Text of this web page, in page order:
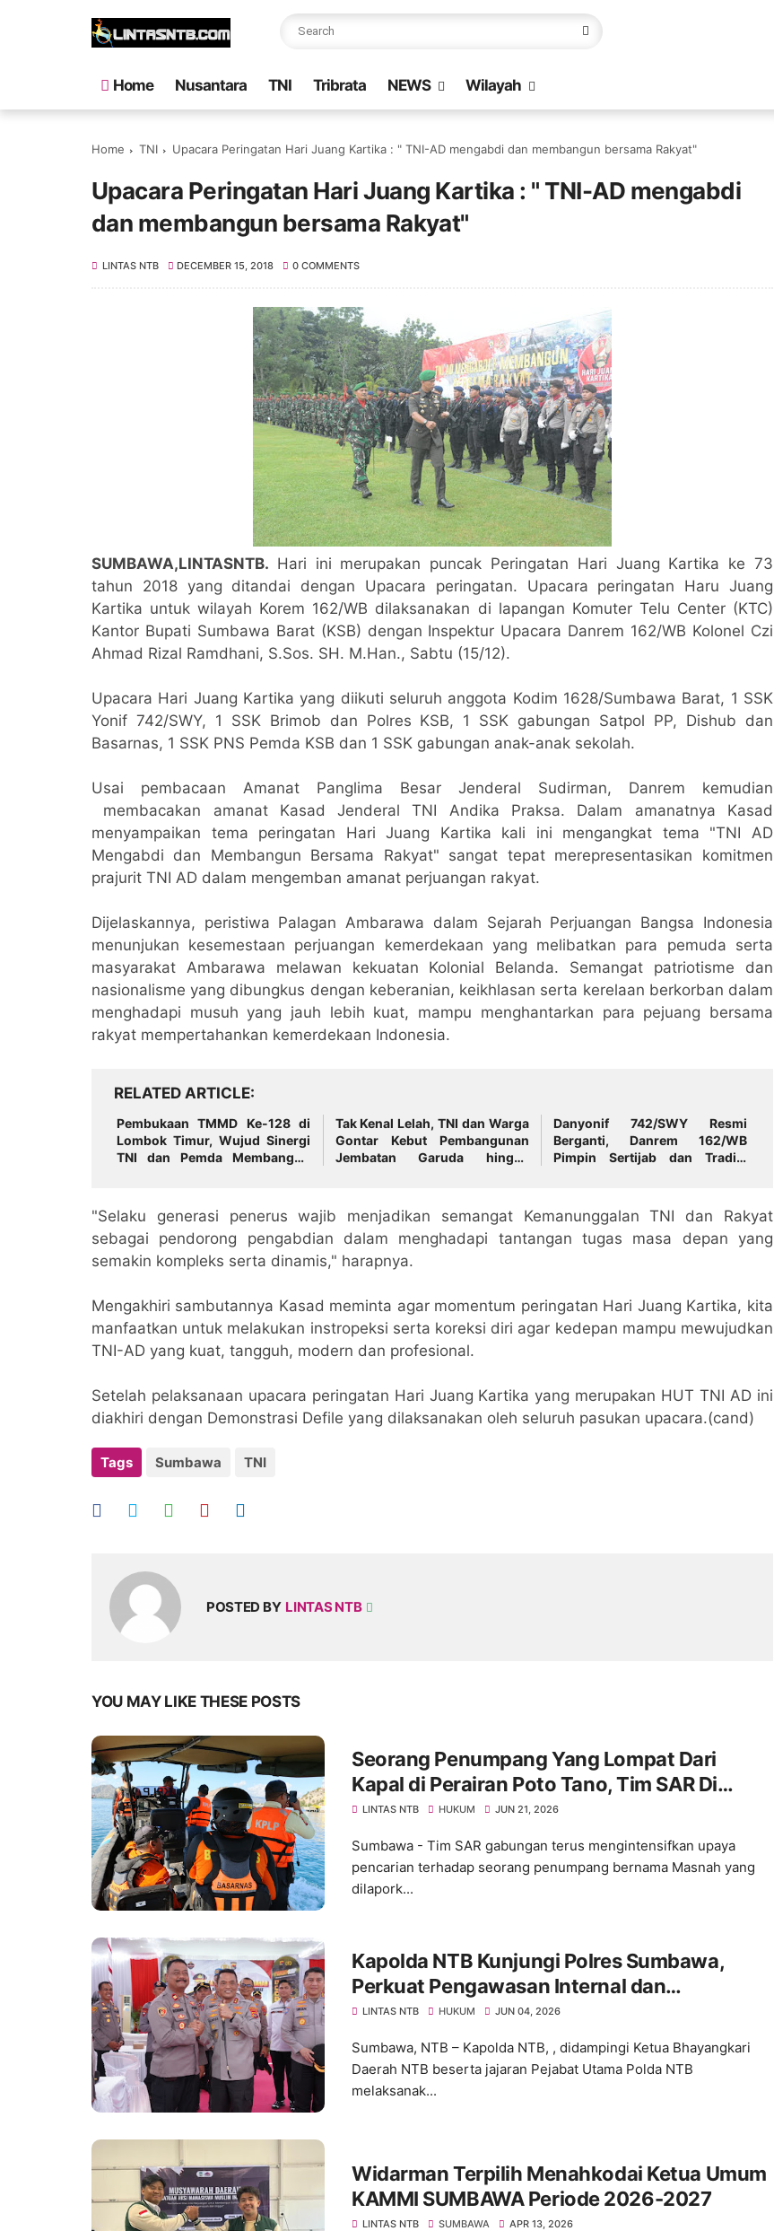
Home Nusantara TNI Tribrata NEWS Wilayah
Home TNI Upacara Peringatan Hari Juang Kartika : " TNI-AD mengabdi dan membangun bersama Rakyat"
Upacara Peringatan Hari Juang Kartika : " TNI-AD mengabdi
dan membangun bersama Rakyat"
LINTAS NTB DECEMBER 15, 2018 0 COMMENTS
SUMBAWA,LINTASNTB. Hari ini merupakan puncak Peringatan Hari Juang Kartika ke 73
tahun 2018 yang ditandai dengan Upacara peringatan. Upacara peringatan Haru Juang
Kartika untuk wilayah Korem 162/WB dilaksanakan di lapangan Komuter Telu Center (KTC)
Kantor Bupati Sumbawa Barat (KSB) dengan Inspektur Upacara Danrem 162/WB Kolonel Czi
Ahmad Rizal Ramdhani, S.Sos. SH. M.Han., Sabtu (15/12).
Upacara Hari Juang Kartika yang diikuti seluruh anggota Kodim 1628/Sumbawa Barat, 1 SSK
Yonif 742/SWY, 1 SSK Brimob dan Polres KSB, 1 SSK gabungan Satpol PP, Dishub dan
Basarnas, 1 SSK PNS Pemda KSB dan 1 SSK gabungan anak-anak sekolah.
Usai pembacaan Amanat Panglima Besar Jenderal Sudirman, Danrem kemudian
membacakan amanat Kasad Jenderal TNI Andika Praksa. Dalam amanatnya Kasad
menyampaikan tema peringatan Hari Juang Kartika kali ini mengangkat tema "TNI AD
Mengabdi dan Membangun Bersama Rakyat" sangat tepat merepresentasikan komitmen
prajurit TNI AD dalam mengemban amanat perjuangan rakyat.
Dijelaskannya, peristiwa Palagan Ambarawa dalam Sejarah Perjuangan Bangsa Indonesia
menunjukan kesemestaan perjuangan kemerdekaan yang melibatkan para pemuda serta
masyarakat Ambarawa melawan kekuatan Kolonial Belanda. Semangat patriotisme dan
nasionalisme yang dibungkus dengan keberanian, keikhlasan serta kerelaan berkorban dalam
menghadapi musuh yang jauh lebih kuat, mampu menghantarkan para pejuang bersama
rakyat mempertahankan kemerdekaan Indonesia.
RELATED ARTICLE
Pembukaan TMMD Ke-128 di
Lombok Timur, Wujud Sinergi
TNI dan Pemda Membangun
Tak Kenal Lelah, TNI dan Warga
Gontar Kebut Pembangunan
Jembatan Garuda hingga
Danyonif 742/SWY Resmi
Berganti, Danrem 162/WB
Pimpin Sertijab dan Tradisi
"Selaku generasi penerus wajib menjadikan semangat Kemanunggalan TNI dan Rakyat
sebagai pendorong pengabdian dalam menghadapi tantangan tugas masa depan yang
semakin kompleks serta dinamis," harapnya.
Mengakhiri sambutannya Kasad meminta agar momentum peringatan Hari Juang Kartika, kita
manfaatkan untuk melakukan instropeksi serta koreksi diri agar kedepan mampu mewujudkan
TNI-AD yang kuat, tangguh, modern dan profesional.
Setelah pelaksanaan upacara peringatan Hari Juang Kartika yang merupakan HUT TNI AD ini
diakhiri dengan Demonstrasi Defile yang dilaksanakan oleh seluruh pasukan upacara.(cand)
Tags Sumbawa TNI
POSTED BY LINTAS NTB
YOU MAY LIKE THESE POSTS
Seorang Penumpang Yang Lompat Dari
Kapal di Perairan Poto Tano, Tim SAR Di
Terjunkan!
LINTAS NTB HUKUM JUN 21, 2026
Sumbawa - Tim SAR gabungan terus mengintensifkan upaya
pencarian terhadap seorang penumpang bernama Masnah yang
dilapork...
Kapolda NTB Kunjungi Polres Sumbawa,
Perkuat Pengawasan Internal dan
Tingkatkan Pelayanan Masyarakat
LINTAS NTB HUKUM JUN 04, 2026
Sumbawa, NTB – Kapolda NTB, , didampingi Ketua Bhayangkari
Daerah NTB beserta jajaran Pejabat Utama Polda NTB
melaksanak...
Widarman Terpilih Menahkodai Ketua Umum
KAMMI SUMBAWA Periode 2026-2027
LINTAS NTB SUMBAWA APR 13, 2026